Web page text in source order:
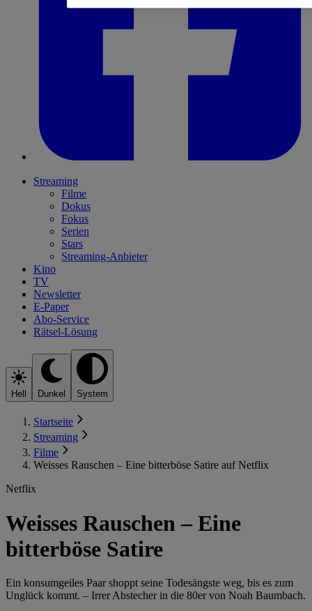
Streaming
Filme
Dokus
Fokus
Serien
Stars
Streaming-Anbieter
Kino
TV
Newsletter
E-Paper
Abo-Service
Rätsel-Lösung
Hell Dunkel System
Startseite
Streaming
Filme
Weisses Rauschen – Eine bitterböse Satire auf Netflix
Netflix
Weisses Rauschen – Eine
bitterböse Satire
Ein konsumgeiles Paar shoppt seine Todesängste weg, bis es zum
Unglück kommt. – Irrer Abstecher in die 80er von Noah Baumbach.